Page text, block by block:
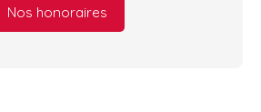
Nos honoraires